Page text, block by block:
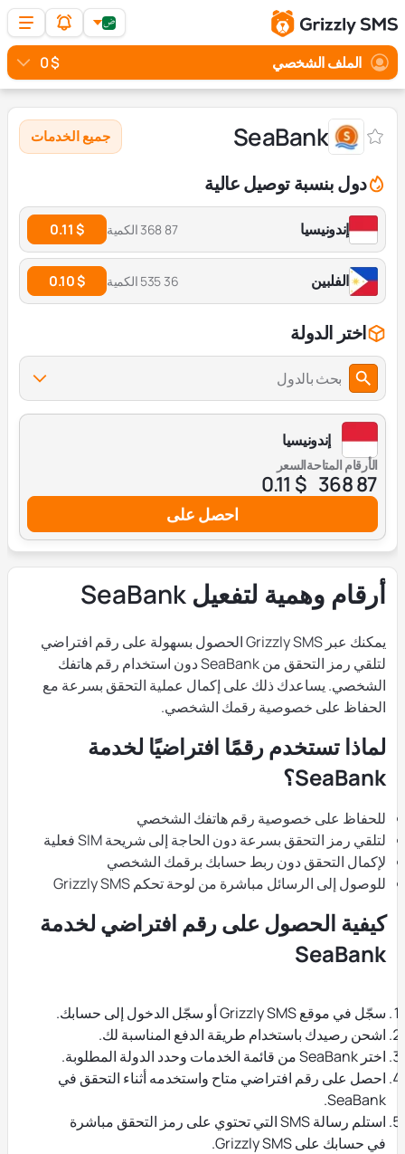
الملف الشخصي $ 0
SeaBank جميع الخدمات
دول بنسبة توصيل عالية
إندونيسيا 87 368 الكمية $ 0.11
الفلبين 36 535 الكمية $ 0.10
اختر الدولة
بحث بالدول
إندونيسيا
الأرقام المتاحة
87 368
السعر
$ 0.11
احصل على
أرقام وهمية لتفعيل SeaBank
يمكنك عبر Grizzly SMS الحصول بسهولة على رقم افتراضي
لتلقي رمز التحقق من SeaBank دون استخدام رقم هاتفك
الشخصي. يساعدك ذلك على إكمال عملية التحقق بسرعة مع
الحفاظ على خصوصية رقمك الشخصي.
لماذا تستخدم رقمًا افتراضيًا لخدمة
SeaBank؟
للحفاظ على خصوصية رقم هاتفك الشخصي
لتلقي رمز التحقق بسرعة دون الحاجة إلى شريحة SIM فعلية
لإكمال التحقق دون ربط حسابك برقمك الشخصي
للوصول إلى الرسائل مباشرة من لوحة تحكم Grizzly SMS
كيفية الحصول على رقم افتراضي لخدمة
SeaBank
سجّل في موقع Grizzly SMS أو سجّل الدخول إلى حسابك.
اشحن رصيدك باستخدام طريقة الدفع المناسبة لك.
اختر SeaBank من قائمة الخدمات وحدد الدولة المطلوبة.
احصل على رقم افتراضي متاح واستخدمه أثناء التحقق في
SeaBank.
استلم رسالة SMS التي تحتوي على رمز التحقق مباشرة
في حسابك على Grizzly SMS.